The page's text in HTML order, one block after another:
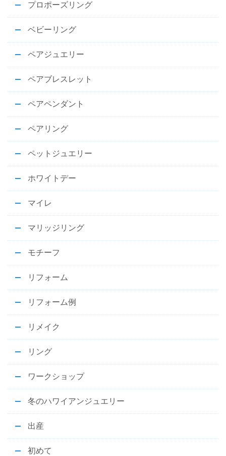
プロポーズリング
ベビーリング
ペアジュエリー
ペアブレスレット
ペアペンダント
ペアリング
ペットジュエリー
ホワイトデー
マイレ
マリッジリング
モチーフ
リフォーム
リフォーム例
リメイク
リング
ワークショップ
冬のハワイアンジュエリー
出産
初めて